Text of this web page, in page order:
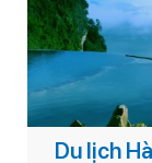
Du lịch